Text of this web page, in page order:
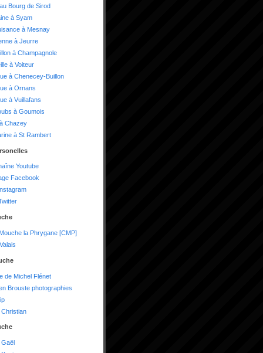
Bourg de Sirod
à Syam
à Mesnay
à Jeurre
à Champagnole
à Voiteur
à Chenecey-Buillon
à Ornans
à Vuillafans
à Goumois
Chazey
à St Rambert
Youtube
Facebook
la Phrygane [CMP]
de Michel Flénet
Brouste photographies